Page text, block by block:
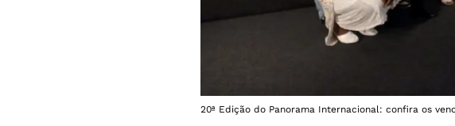
20ª Edição do Panorama Internacional: confira os